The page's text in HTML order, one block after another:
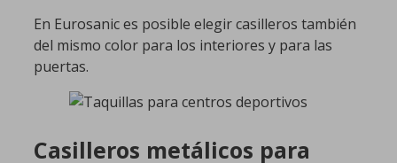
En Eurosanic es posible elegir casilleros también
del mismo color para los interiores y para las
puertas.
Casilleros metálicos para